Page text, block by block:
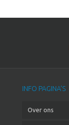
INFO PAGINA’S
Over ons